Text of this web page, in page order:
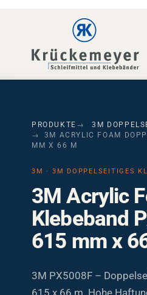
PRODUKTE
3M
3M ACRYLIC FOAM
MM X 66 M
3M Acrylic
Klebeband
615 mm x
3M PX5008F –
615 x 66 m. Hohe